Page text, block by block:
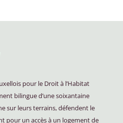
pour le Droit à l’Habitat
bilingue d’une soixantaine
sur leurs terrains, défendent le
pour un accès à un logement de